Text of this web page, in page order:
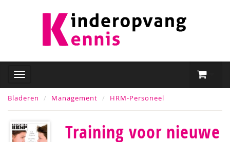
Bladeren Management HRM-Personeel
Training voor nieuwe